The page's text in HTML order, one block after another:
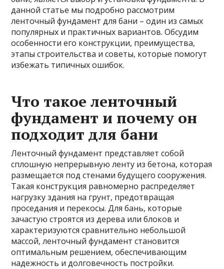
данной статье мы подробно рассмотрим
ленточный фундамент для бани – один из самых
популярных и практичных вариантов. Обсудим
особенности его конструкции, преимущества,
этапы строительства и советы, которые помогут
избежать типичных ошибок.
Что такое ленточный
фундамент и почему он
подходит для бани
Ленточный фундамент представляет собой
сплошную непрерывную ленту из бетона, которая
размещается под стенами будущего сооружения.
Такая конструкция равномерно распределяет
нагрузку здания на грунт, предотвращая
проседания и перекосы. Для бань, которые
зачастую строятся из дерева или блоков и
характеризуются сравнительно небольшой
массой, ленточный фундамент становится
оптимальным решением, обеспечивающим
надежность и долговечность постройки.